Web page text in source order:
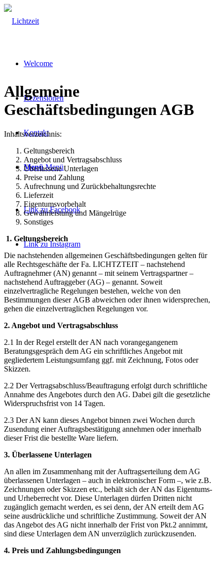
Welcome
Rezensionen
Kontakt
Menü Menü
Link zu Facebook
Link zu Instagram
Allgemeine
Geschäftsbedingungen AGB
Inhaltsverzeichnis:
Geltungsbereich
Angebot und Vertragsabschluss
Überlassene Unterlagen
Preise und Zahlung
Aufrechnung und Zurückbehaltungsrechte
Lieferzeit
Eigentumsvorbehalt
Gewährleistung und Mängelrüge
Sonstiges
1. Geltungsbereich
Die nachstehenden allgemeinen Geschäftsbedingungen gelten für
alle Rechtsgeschäfte der Fa. LICHTZTEIT – nachstehend
Auftragnehmer (AN) genannt – mit seinem Vertragspartner –
nachstehend Auftraggeber (AG) – genannt. Soweit
einzelvertragliche Regelungen bestehen, welche von den
Bestimmungen dieser AGB abweichen oder ihnen widersprechen,
gehen die einzelvertraglichen Regelungen vor.
2. Angebot und Vertragsabschluss
2.1 In der Regel erstellt der AN nach vorangegangenem
Beratungsgespräch dem AG ein schriftliches Angebot mit
gegliedertem Leistungsumfang ggf. mit Zeichnung, Fotos oder
Skizzen.
2.2 Der Vertragsabschluss/Beauftragung erfolgt durch schriftliche
Annahme des Angebotes durch den AG. Dabei gilt die gesetzliche
Widerspruchsfrist von 14 Tagen.
2.3 Der AN kann dieses Angebot binnen zwei Wochen durch
Zusendung einer Auftragsbestätigung annehmen oder innerhalb
dieser Frist die bestellte Ware liefern.
3. Überlassene Unterlagen
An allen im Zusammenhang mit der Auftragserteilung dem AG
überlassenen Unterlagen – auch in elektronischer Form –, wie z.B.
Zeichnungen oder Skizzen etc., behält sich der AN das Eigentums-
und Urheberrecht vor. Diese Unterlagen dürfen Dritten nicht
zugänglich gemacht werden, es sei denn, der AN erteilt dem AG
seine ausdrückliche und schriftliche Zustimmung. Soweit der AN
das Angebot des AG nicht innerhalb der Frist von Pkt.2 annimmt,
sind diese Unterlagen dem AN unverzüglich zurückzusenden.
4. Preis und Zahlungsbedingungen